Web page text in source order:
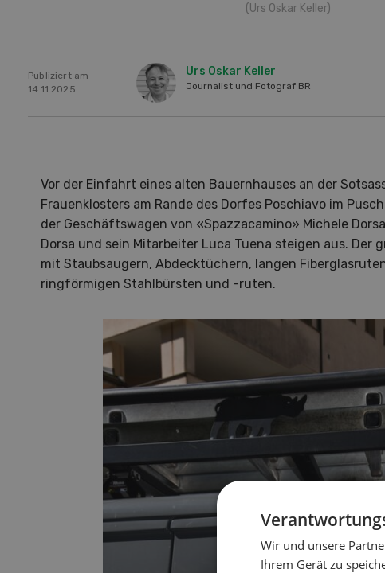
(Urs Oskar Keller)
Publiziert am
14.11.2025
Urs Oskar Keller
Journalist und Fotograf BR
Vor der Einfahrt eines alten Bauernhauses an der
Frauenklosters am Rande des Dorfes Poschiavo im
der Geschäftswagen von «Spazzacamino» Michele
Dorsa und sein Mitarbeiter Luca Tuena steigen aus. Der
mit Staubsaugern, Abdecktüchern, langen
ringförmigen Stahlbürsten und -ruten.
Hof in neuer Hand
Hof in neuer Hand
Betriebsleiterinnen und
Betriebsleiter zeigen, wie sie ihren
Betrieb nach der Übernahme
weiterentwickeln.
MEHR ERFAHREN
Was auf
und die
wie sich
schützen
Wir und unsere
Ihrem Gerät zu